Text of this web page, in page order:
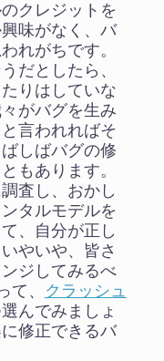
クレジットを
味がなく、バ
れがちです。
だとしたら、
りはしていな
がバグを生み
言われればそ
しばバグの修
もあります。
査し、おかし
タルモデルを
、自分が正し
やいや、皆さ
ジしてみるべ
、
クラッシュ
んでみましょ
修正できるバ